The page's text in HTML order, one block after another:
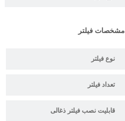
مشخصات فیلتر
نوع فیلتر
تعداد فیلتر
قابلیت نصب فیلتر ذغالی